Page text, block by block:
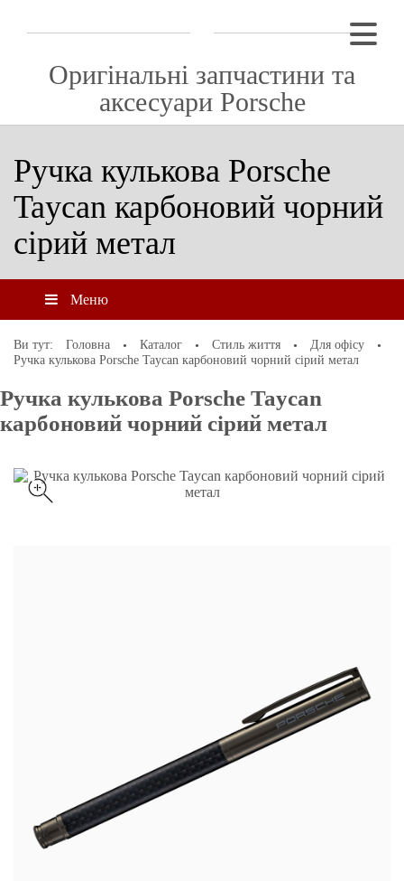
Оригінальні запчастини та
аксесуари Porsche
Ручка кулькова Porsche
Taycan карбоновий чорний
сірий метал
Меню
Ви тут: Головна Каталог Стиль життя
Для офісу
Ручка кулькова Porsche Taycan карбоновий чорний сірий метал
Ручка кулькова Porsche Taycan
карбоновий чорний сірий метал